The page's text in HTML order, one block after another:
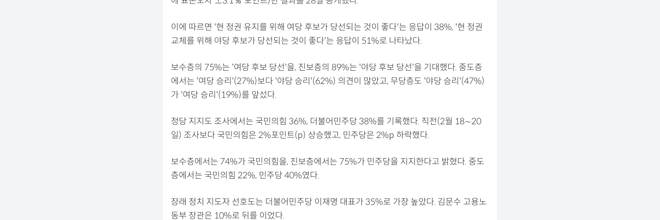
이에 따르면 '현 정권 유지를 위해 여당 후보가 당선되는 것이 좋다'는 응답이 38%, '현 정권
교체를 위해 야당 후보가 당선되는 것이 좋다'는 응답이 51%로 나타났다.
보수층의 75%는 '여당 후보 당선'을, 진보층의 89%는 '야당 후보 당선'을 기대했다. 중도층
에서는 '여당 승리'(27%)보다 '야당 승리'(62%) 의견이 많았고, 무당층도 '야당 승리'(47%)
가 '여당 승리'(19%)를 앞섰다.
정당 지지도 조사에서는 국민의힘 36%, 더불어민주당 38%를 기록했다. 직전(2월 18∼20
일) 조사보다 국민의힘은 2%포인트(p) 상승했고, 민주당은 2%p 하락했다.
보수층에서는 74%가 국민의힘을, 진보층에서는 75%가 민주당을 지지한다고 밝혔다. 중도
층에서는 국민의힘 22%, 민주당 40%였다.
장래 정치 지도자 선호도는 더불어민주당 이재명 대표가 35%로 가장 높았다. 김문수 고용노
동부 장관은 10%로 뒤를 이었다.